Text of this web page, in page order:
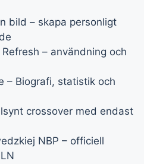
bild – skapa personligt
– användning och
– Biografi, statistik och
crossover med endast
NBP – officiell